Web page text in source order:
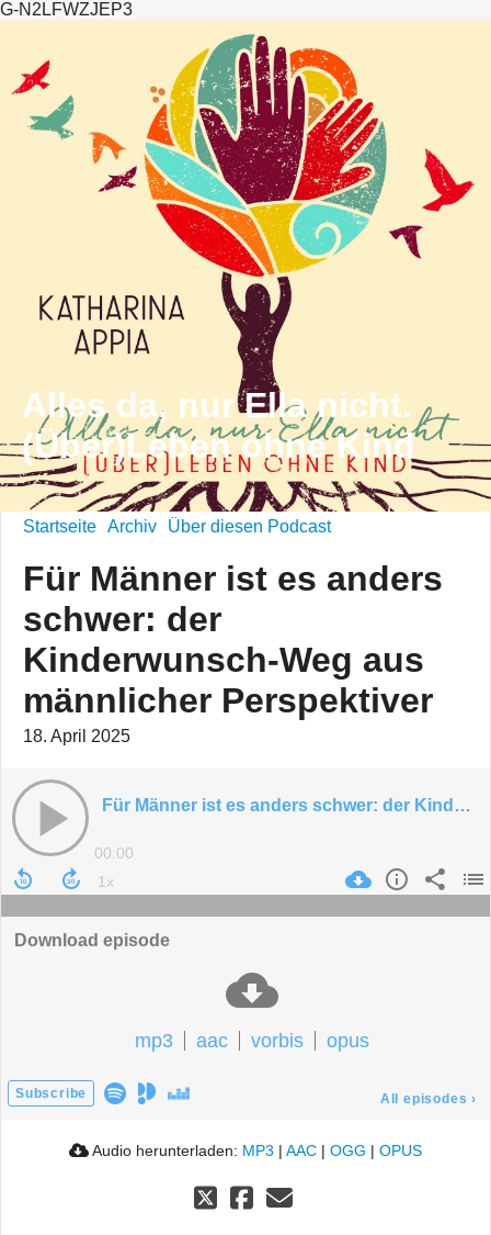
G-N2LFWZJEP3
Alles da, nur Ella nicht.
(Über)Leben ohne Kind
Startseite Archiv Über diesen Podcast
Für Männer ist es anders
schwer: der
Kinderwunsch-Weg aus
männlicher Perspektiver
18. April 2025
Für Männer ist es anders schwer: der Kinderwunsch-Weg aus männlicher Perspektiver
00:00
Download episode
mp3 aac vorbis opus
Subscribe All episodes ›
Audio herunterladen: MP3 | AAC | OGG | OPUS